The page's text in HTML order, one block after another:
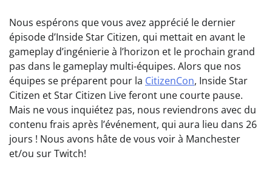
Nous espérons que vous avez apprécié le dernier
épisode d’Inside Star Citizen, qui mettait en avant le
gameplay d’ingénierie à l’horizon et le prochain grand
pas dans le gameplay multi-équipes. Alors que nos
équipes se préparent pour la CitizenCon, Inside Star
Citizen et Star Citizen Live feront une courte pause.
Mais ne vous inquiétez pas, nous reviendrons avec du
contenu frais après l’événement, qui aura lieu dans 26
jours ! Nous avons hâte de vous voir à Manchester
et/ou sur Twitch!